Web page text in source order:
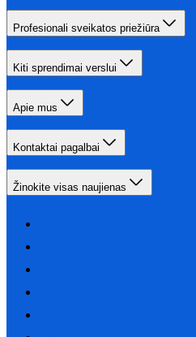
Profesionali sveikatos priežiūra
Kiti sprendimai verslui
Apie mus
Kontaktai pagalbai
Žinokite visas naujienas